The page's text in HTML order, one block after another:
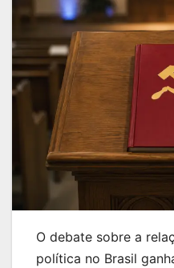
O debate sobre a
política no Brasil